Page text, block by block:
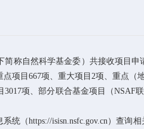
简称自然科学基金委）共接收项目申
点项目 667项、重大项目 2项、重点（
3017项、部分联合基金项目（NSAF
统（https://isisn.nsfc.gov.cn）查